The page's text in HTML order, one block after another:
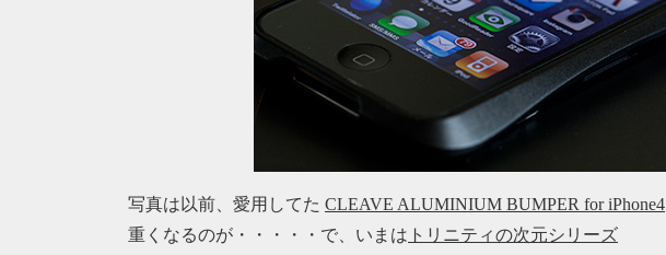
写真は以前、愛用してた CLEAVE ALUMINIUM BUMPER for iPhone4
重くなるのが・・・・・で、いまは トリニティの次元シリーズ